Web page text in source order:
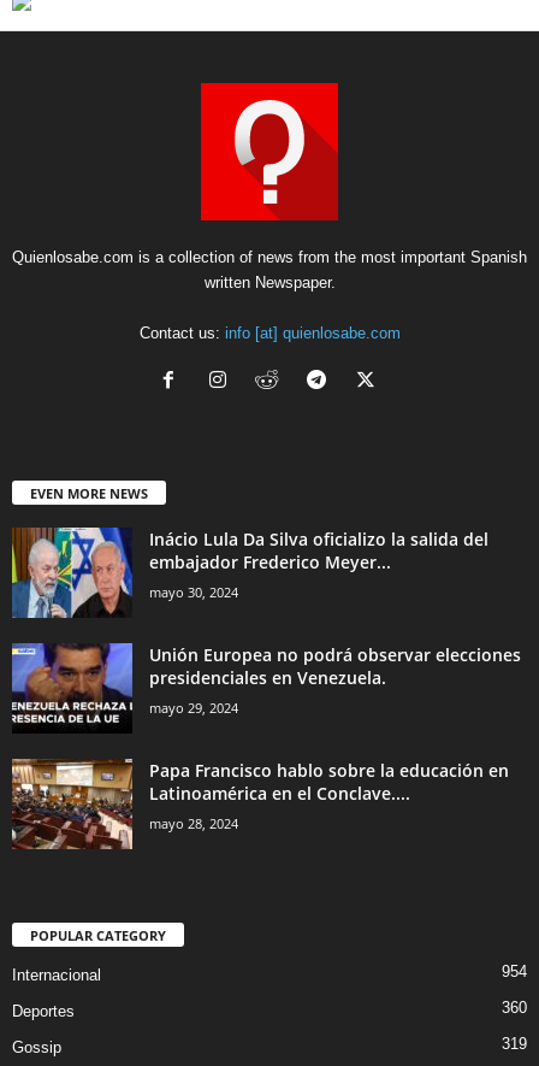
Quienlosabe.com is a collection of news from the most important Spanish
written Newspaper.
Contact us: info [at] quienlosabe.com
EVEN MORE NEWS
Inácio Lula Da Silva oficializo la salida del
embajador Frederico Meyer...
mayo 30, 2024
Unión Europea no podrá observar elecciones
presidenciales en Venezuela.
mayo 29, 2024
Papa Francisco hablo sobre la educación en
Latinoamérica en el Conclave....
mayo 28, 2024
POPULAR CATEGORY
Internacional 954
Deportes 360
Gossip 319